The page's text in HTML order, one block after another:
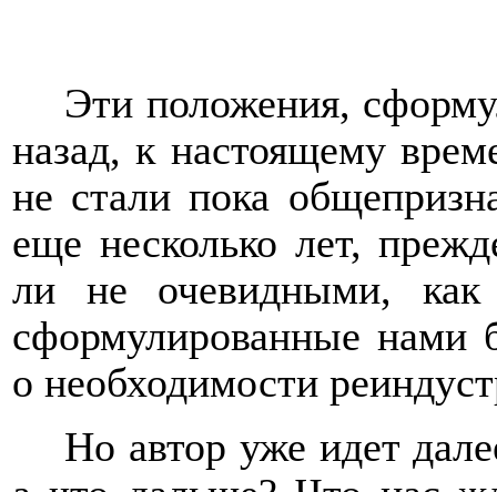
Эти положения,
назад, к настоящему
не стали пока
еще несколько лет,
ли не очевидными, как
сформулированные нами
о необходимости
Но автор уже идет